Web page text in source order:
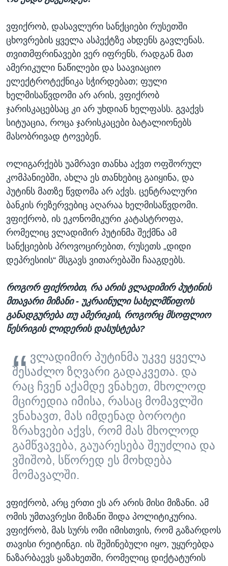
ვფიქრობ, დასავლური სანქციები რუსეთში
ცხოვრების ყველა ასპექტზე ახდენს გავლენას.
თვითმფრინავები ვერ იფრენს, რადგან მათ
ამერიკული ნაწილები და საავიაციო
ელექტროტექნიკა სჭირდებათ; ფული
ხელმისაწვდომი არ არის, ვფიქრობ
ჯარისკაცებსაც კი არ უხდიან ხელფასს. გვაქვს
სიტუაცია, როცა ჯარისკაცები ბატალიონებს
მასობრივად ტოვებენ.
ოლიგარქებს უამრავი თანხა აქვთ ოფშორულ
კომპანიებში, ახლა ეს თანხებიც გაიყინა, და
პუტინს მათზე წვდომა არ აქვს. ცენტრალური
ბანკის რეზერვებიც აღარაა ხელმისაწვდომი.
ვფიქრობ, ის ეკონომიკური კატასტროფა,
რომელიც ვლადიმირ პუტინმა შექმნა ამ
სანქციების პროვოცირებით, რუსეთს „დიდი
დეპრესიის“ მსგავს ვითარებაში ჩააგდებს.
როგორ ფიქრობთ, რა არის ვლადიმირ პუტინის
მთავარი მიზანი - უკრაინული სახელმწიფოს
განადგურება თუ ამერიკის, როგორც მსოფლიო
წესრიგის ლიდერის დასუსტება?
ვლადიმირ პუტინმა უკვე ყველა
შესაძლო ზღვარი გადაკვეთა. და
რაც ჩვენ აქამდე ვნახეთ, მხოლოდ
მცირედია იმისა, რასაც მომავლში
ვნახავთ, მას იმდენად ბოროტი
ზრახვები აქვს, რომ მას მხოლოდ
გამწვავება, გაუარესება შეუძლია და
ვშიშობ, სწორედ ეს მოხდება
მომავალში.
ვფიქრობ, არც ერთი ეს არ არის მისი მიზანი. ამ
ომის უმთავრესი მიზანი შიდა პოლიტიკურია.
ვფიქრობ, მას სურს ომი იმისთვის, რომ გაზარდოს
თავისი რეიტინგი. ის შეშინებული იყო, უყურებდა
ნაზარბაევს ყაზახეთში, რომელიც დიქტატურის